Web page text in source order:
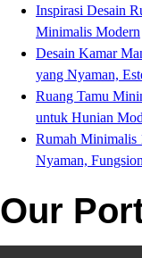
Inspirasi Desain
Minimalis Modern
Desain Kamar
yang Nyaman,
Ruang Tamu
untuk Hunian
Rumah Minimalis
Nyaman,
Our